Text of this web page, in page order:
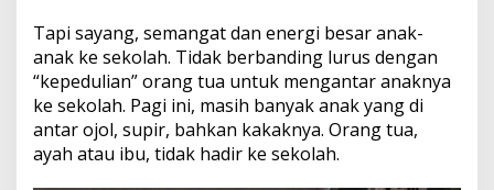
Tapi sayang, semangat dan energi besar anak-
anak ke sekolah. Tidak berbanding lurus dengan
“kepedulian” orang tua untuk mengantar anaknya
ke sekolah. Pagi ini, masih banyak anak yang di
antar ojol, supir, bahkan kakaknya. Orang tua,
ayah atau ibu, tidak hadir ke sekolah.